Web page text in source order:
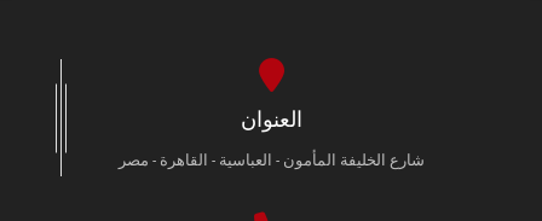
العنوان
شارع الخليفة المأمون - العباسية - القاهرة - مصر